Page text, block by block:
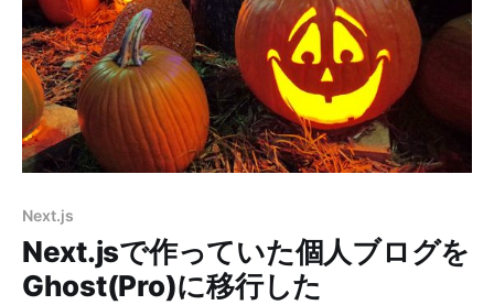
こうと思います。 もしよろしければ、購読とサポートを
お願いします。
Next.js
Next.jsで作っていた個人ブログを
Ghost(Pro)に移行した